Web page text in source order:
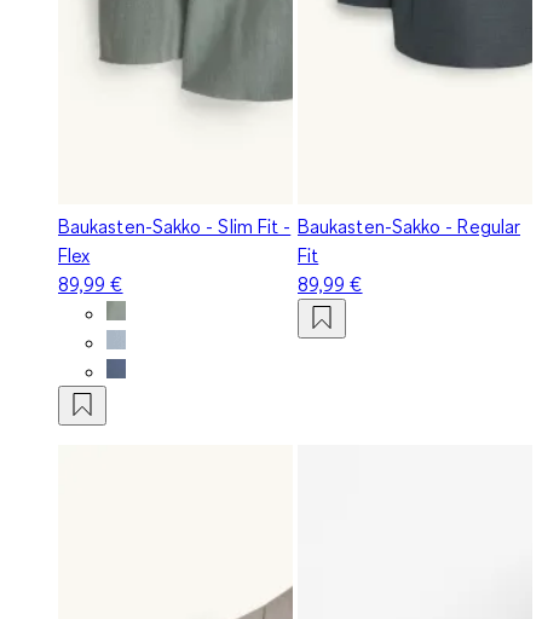
Baukasten-Sakko - Slim Fit -
Flex
89,99 €
Baukasten-Sakko - Regular
Fit
89,99 €